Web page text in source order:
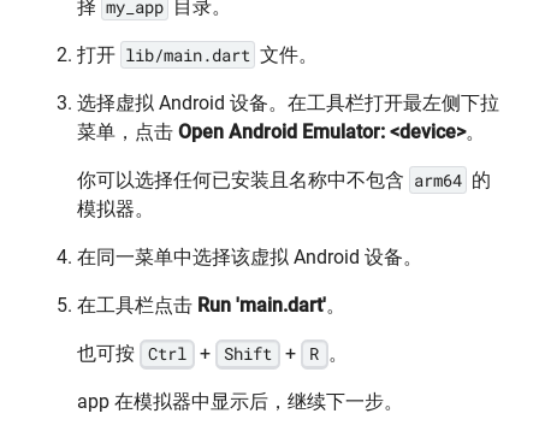
择 my_app 目录。
打开 lib/main.dart 文件。
选择虚拟 Android 设备。在工具栏打开最左侧下拉
菜单，点击 Open Android Emulator: <device>。
你可以选择任何已安装且名称中不包含 arm64 的
模拟器。
在同一菜单中选择该虚拟 Android 设备。
在工具栏点击 Run 'main.dart'。
也可按 Ctrl + Shift + R 。
app 在模拟器中显示后，继续下一步。